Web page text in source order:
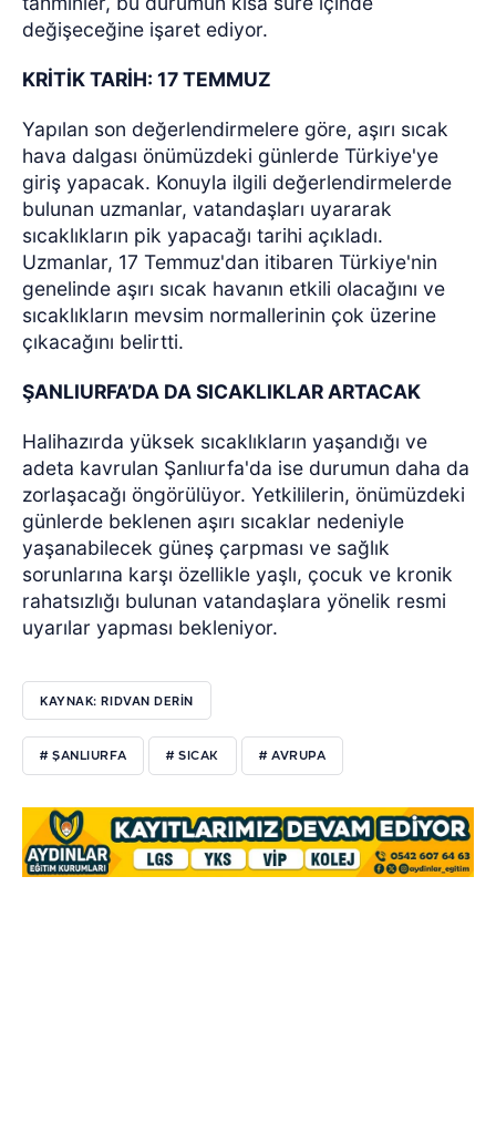
değişeceğine işaret ediyor.
KRİTİK TARİH: 17 TEMMUZ
Yapılan son değerlendirmelere göre, aşırı sıcak
hava dalgası önümüzdeki günlerde Türkiye'ye
giriş yapacak. Konuyla ilgili değerlendirmelerde
bulunan uzmanlar, vatandaşları uyararak
sıcaklıkların pik yapacağı tarihi açıkladı.
Uzmanlar, 17 Temmuz'dan itibaren Türkiye'nin
genelinde aşırı sıcak havanın etkili olacağını ve
sıcaklıkların mevsim normallerinin çok üzerine
çıkacağını belirtti.
ŞANLIURFA’DA DA SICAKLIKLAR ARTACAK
Halihazırda yüksek sıcaklıkların yaşandığı ve
adeta kavrulan Şanlıurfa'da ise durumun daha da
zorlaşacağı öngörülüyor. Yetkililerin, önümüzdeki
günlerde beklenen aşırı sıcaklar nedeniyle
yaşanabilecek güneş çarpması ve sağlık
sorunlarına karşı özellikle yaşlı, çocuk ve kronik
rahatsızlığı bulunan vatandaşlara yönelik resmi
uyarılar yapması bekleniyor.
KAYNAK: RIDVAN DERİN
# ŞANLIURFA # SICAK # AVRUPA